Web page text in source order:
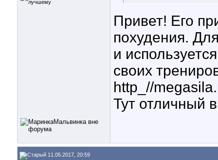
Привет! Его
похудения.
и
своих
http_//
Тут отличный
11.05.2017, 20:59